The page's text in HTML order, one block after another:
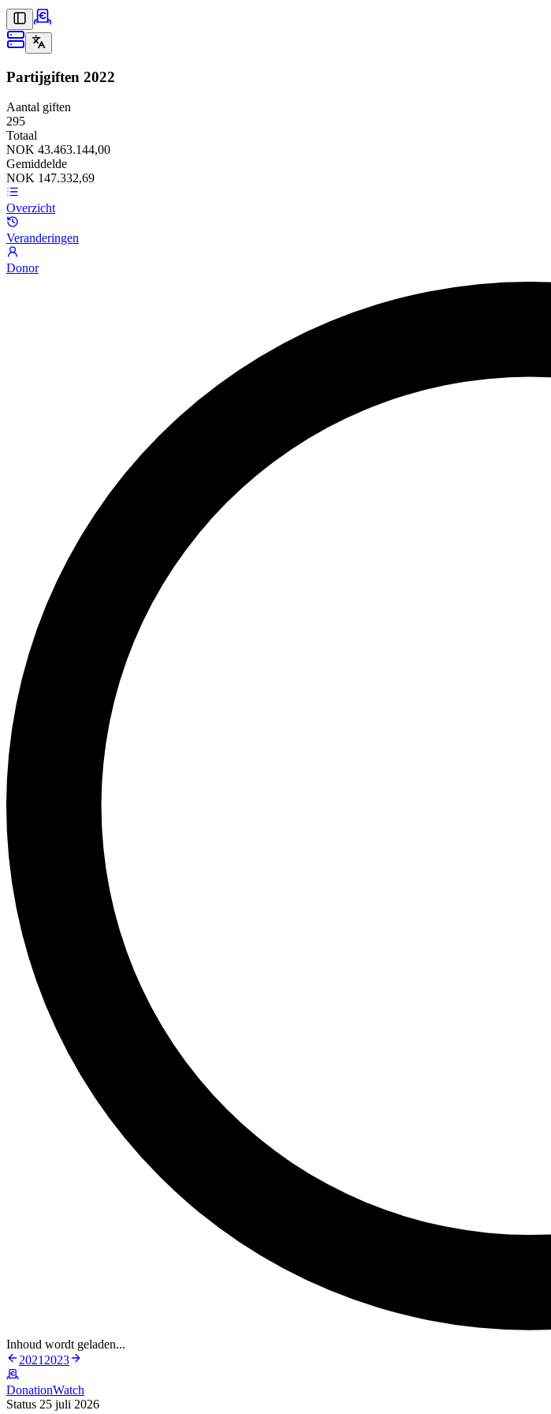
Partijgiften 2022
Aantal giften
295
Totaal
NOK 43.463.144,00
Gemiddelde
NOK 147.332,69
Overzicht
Veranderingen
Donor
Inhoud wordt geladen...
2021 2023
DonationWatch
Status 25 juli 2026